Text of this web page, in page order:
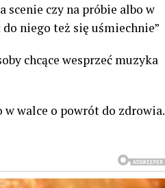
scenie czy na próbie albo w
niego też się uśmiechnie”
chcące wesprzeć muzyka
walce o powrót do zdrowia.